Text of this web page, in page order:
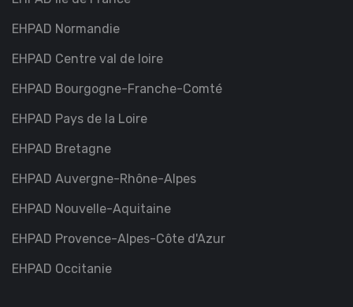
EHPAD Normandie
EHPAD Centre val de loire
EHPAD Bourgogne-Franche-Comté
EHPAD Pays de la Loire
EHPAD Bretagne
EHPAD Auvergne-Rhône-Alpes
EHPAD Nouvelle-Aquitaine
EHPAD Provence-Alpes-Côte d'Azur
EHPAD Occitanie